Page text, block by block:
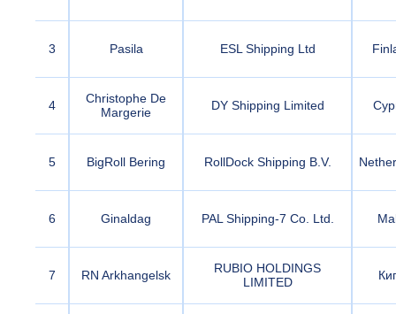
3 Pasila ESL Shipping Ltd
4
Christophe De
Margerie
DY Shipping Limited
5 BigRoll Bering RollDock Shipping B.V.
6 Ginaldag PAL Shipping-7 Co. Ltd.
7 RN Arkhangelsk
RUBIO HOLDINGS
LIMITED